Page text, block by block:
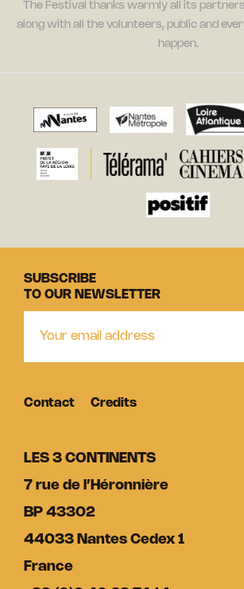
The Festival thanks warmly all its
along with all the volunteers, public and
happen.
LES 3 CONTINENTS
7 rue de l’Héronnière
BP 43302
44033 Nantes Cedex 1
France
SUBSCRIBE
TO OUR NEWSLETTER
Contact Credits